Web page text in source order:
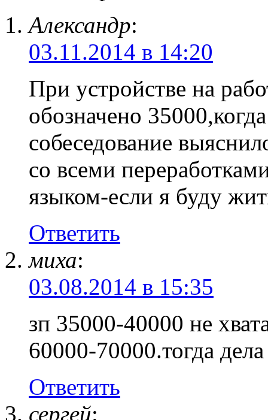
Александр:
03.11.2014 в 14:20
При устройстве на
обозначено
собеседование
со всеми
языком-если я буду
Ответить
миха:
03.08.2014 в 15:35
зп 35000-40000 не
60000-70000.тогда
Ответить
сергей: